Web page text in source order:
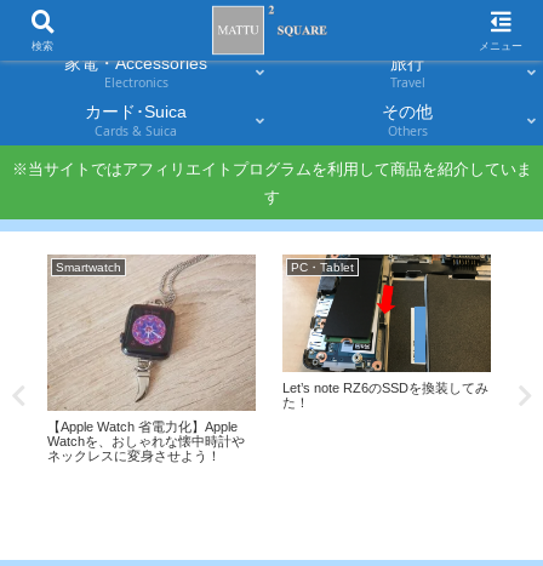
家電・Accessories
Electronics
旅行
Travel
カード･Suica
Cards & Suica
その他
Others
※当サイトではアフィリエイトプログラムを利用して商品を紹介していま
す
Smartwatch
【Apple Watch 省電力化】Apple
Watchを、おしゃれな懐中時計や
ネックレスに変身させよう！
PC・Tablet
Let’s note RZ6のSSDを換装してみ
た！
ソ
リ
検索 メニュー